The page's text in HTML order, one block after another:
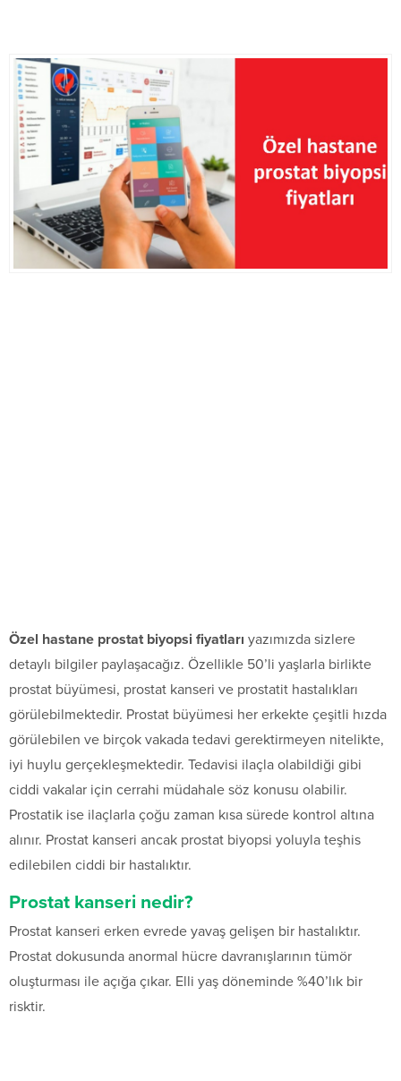
Özel hastane prostat biyopsi fiyatları yazımızda sizlere
detaylı bilgiler paylaşacağız. Özellikle 50’li yaşlarla birlikte
prostat büyümesi, prostat kanseri ve prostatit hastalıkları
görülebilmektedir. Prostat büyümesi her erkekte çeşitli hızda
görülebilen ve birçok vakada tedavi gerektirmeyen nitelikte,
iyi huylu gerçekleşmektedir. Tedavisi ilaçla olabildiği gibi
ciddi vakalar için cerrahi müdahale söz konusu olabilir.
Prostatik ise ilaçlarla çoğu zaman kısa sürede kontrol altına
alınır. Prostat kanseri ancak prostat biyopsi yoluyla teşhis
edilebilen ciddi bir hastalıktır.
Prostat kanseri nedir?
Prostat kanseri erken evrede yavaş gelişen bir hastalıktır.
Prostat dokusunda anormal hücre davranışlarının tümör
oluşturması ile açığa çıkar. Elli yaş döneminde %40’lık bir
risktir.